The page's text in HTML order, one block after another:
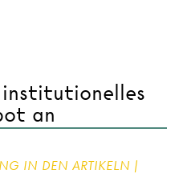
institutionelles
an
IN DEN ARTIKELN |